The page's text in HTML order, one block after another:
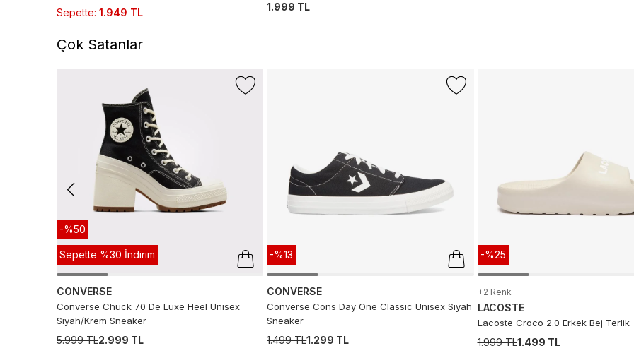
Sepette: 1.949 TL 1.999 TL
Çok Satanlar
-%50
Sepette %30 İndirim
CONVERSE
Converse Chuck 70 De Luxe Heel Unisex
Siyah/Krem Sneaker
5.999 TL2.999 TL
-%13
CONVERSE
Converse Cons Day One Classic Unisex Siyah
Sneaker
1.499 TL1.299 TL
-%25
+2 Renk
LACOSTE
Lacoste Croco 2.0 Erkek Bej Terlik
1.999 TL1.499 TL